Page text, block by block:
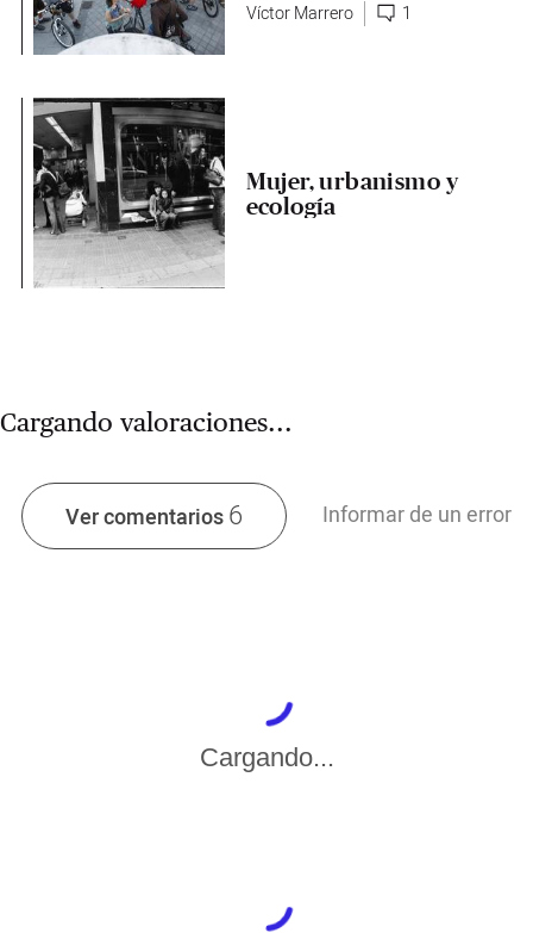
Víctor Marrero 1
Mujer, urbanismo y
ecología
Cargando valoraciones...
Ver comentarios6 Informar de un error
Cargando...